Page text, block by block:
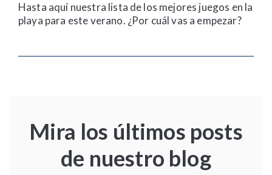
Hasta aquí nuestra lista de los mejores juegos en la
playa para este verano. ¿Por cuál vas a empezar?
Mira los últimos posts
de nuestro blog